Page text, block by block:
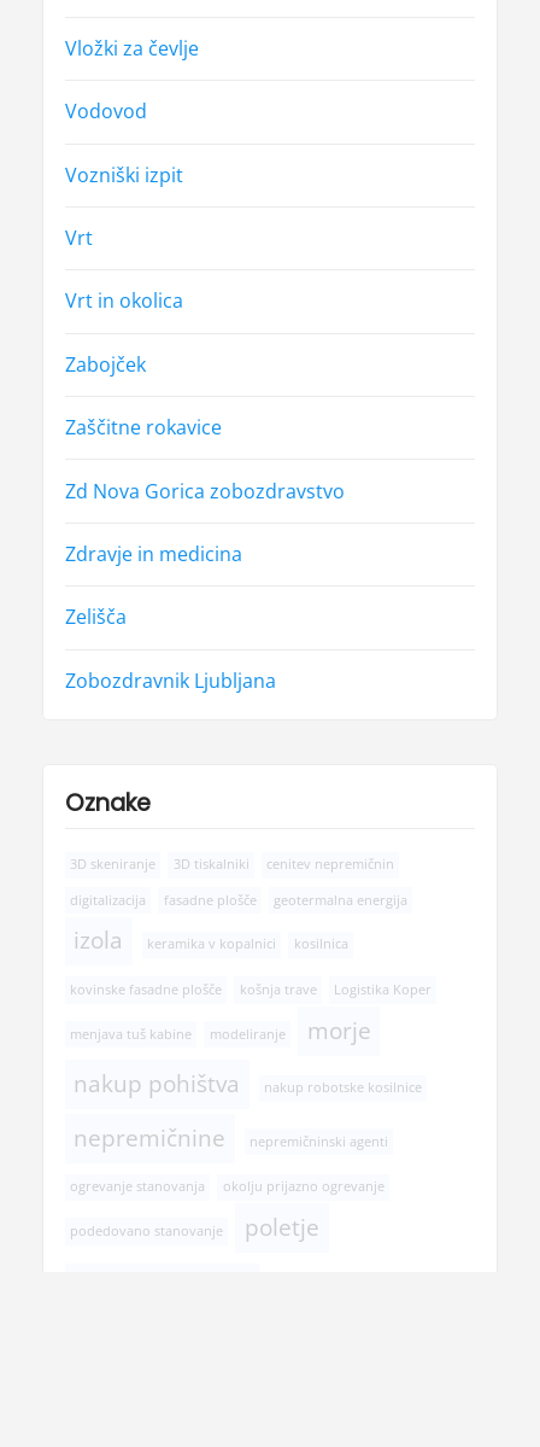
Vložki za čevlje
Vodovod
Vozniški izpit
Vrt
Vrt in okolica
Zabojček
Zaščitne rokavice
Zd Nova Gorica zobozdravstvo
Zdravje in medicina
Zelišča
Zobozdravnik Ljubljana
Oznake
3D skeniranje 3D tiskalniki cenitev nepremičnin
digitalizacija fasadne plošče geotermalna energija
izola keramika v kopalnici kosilnica
kovinske fasadne plošče košnja trave Logistika Koper
menjava tuš kabine modeliranje
morje
nakup pohištva
nakup robotske kosilnice
nepremičnine nepremičninski agenti
ogrevanje stanovanja okolju prijazno ogrevanje
podedovano stanovanje poletje